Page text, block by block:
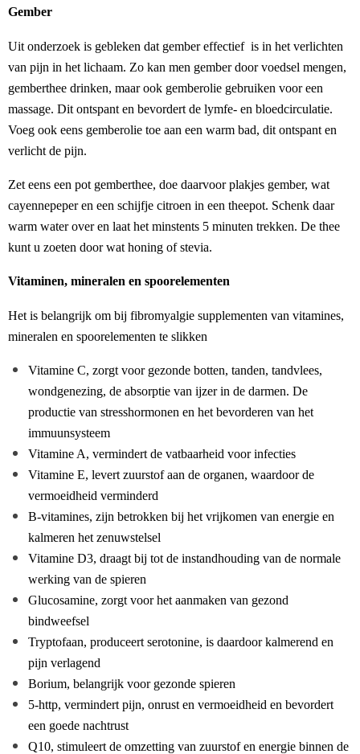
Gember
Uit onderzoek is gebleken dat gember effectief is in het verlichten
van pijn in het lichaam. Zo kan men gember door voedsel mengen,
gemberthee drinken, maar ook gemberolie gebruiken voor een
massage. Dit ontspant en bevordert de lymfe- en bloedcirculatie.
Voeg ook eens gemberolie toe aan een warm bad, dit ontspant en
verlicht de pijn.
Zet eens een pot gemberthee, doe daarvoor plakjes gember, wat
cayennepeper en een schijfje citroen in een theepot. Schenk daar
warm water over en laat het minstents 5 minuten trekken. De thee
kunt u zoeten door wat honing of stevia.
Vitaminen, mineralen en spoorelementen
Het is belangrijk om bij fibromyalgie supplementen van vitamines,
mineralen en spoorelementen te slikken
Vitamine C, zorgt voor gezonde botten, tanden, tandvlees,
wondgenezing, de absorptie van ijzer in de darmen. De
productie van stresshormonen en het bevorderen van het
immuunsysteem
Vitamine A, vermindert de vatbaarheid voor infecties
Vitamine E, levert zuurstof aan de organen, waardoor de
vermoeidheid verminderd
B-vitamines, zijn betrokken bij het vrijkomen van energie en
kalmeren het zenuwstelsel
Vitamine D3, draagt bij tot de instandhouding van de normale
werking van de spieren
Glucosamine, zorgt voor het aanmaken van gezond
bindweefsel
Tryptofaan, produceert serotonine, is daardoor kalmerend en
pijn verlagend
Borium, belangrijk voor gezonde spieren
5-http, vermindert pijn, onrust en vermoeidheid en bevordert
een goede nachtrust
Q10, stimuleert de omzetting van zuurstof en energie binnen de